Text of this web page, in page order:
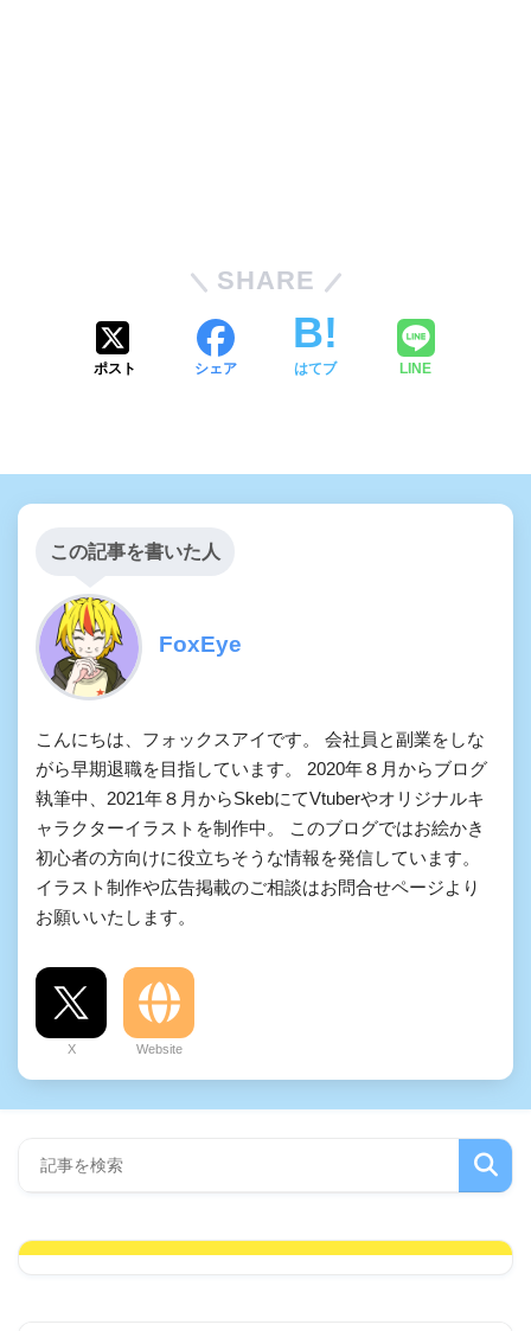
SHARE
ポスト シェア はてブ LINE
この記事を書いた人
FoxEye
こんにちは、フォックスアイです。 会社員と副業をしな
がら早期退職を目指しています。 2020年８月からブログ
執筆中、2021年８月からSkebにてVtuberやオリジナルキ
ャラクターイラストを制作中。 このブログではお絵かき
初心者の方向けに役立ちそうな情報を発信しています。
イラスト制作や広告掲載のご相談はお問合せページより
お願いいたします。
X Website